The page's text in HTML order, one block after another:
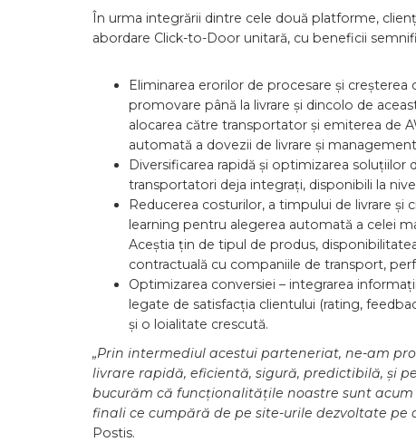
În urma integrării dintre cele două platforme,
abordare Click-to-Door unitară, cu beneficii
Eliminarea erorilor de procesare și
promovare până la livrare și dincolo de
alocarea către transportator și emiterea de
automată a dovezii de livrare și
Diversificarea rapidă și optimizarea soluțiilor
transportatori deja integrați, disponibili la
Reducerea costurilor, a timpului de livrare
learning pentru alegerea automată a celei
Aceștia țin de tipul de produs,
contractuală cu companiile de transport,
Optimizarea conversiei – integrarea
legate de satisfacția clientului (rating,
și o loialitate crescută.
„Prin intermediul acestui parteneriat, ne-am
livrare rapidă, eficientă, sigură, predictibilă, și
bucurăm că funcționalitățile noastre sunt
finali ce cumpără de pe site-urile dezvoltate pe
Postis.